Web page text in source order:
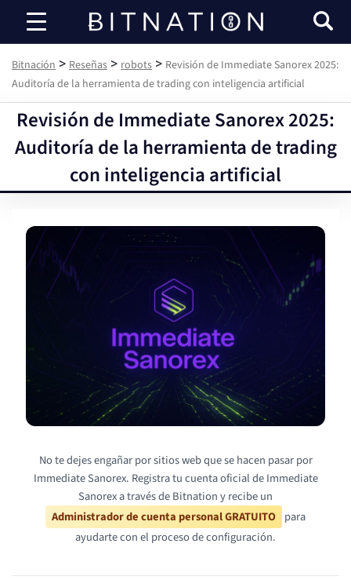
Bitnación
Bitnación > Reseñas > robots > Revisión de Immediate Sanorex 2025:
Auditoría de la herramienta de trading con inteligencia artificial
Revisión de Immediate Sanorex 2025:
Auditoría de la herramienta de trading
con inteligencia artificial
No te dejes engañar por sitios web que se hacen pasar por
Immediate Sanorex. Registra tu cuenta oficial de Immediate
Sanorex a través de Bitnation y recibe un
Administrador de cuenta personal GRATUITO para
ayudarte con el proceso de configuración.